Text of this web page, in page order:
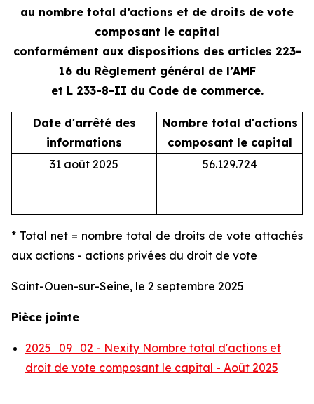
au nombre total d’actions et de droits de vote
composant le capital
conformément aux dispositions des articles 223-
16 du Règlement général de l’AMF
et L 233-8-II du Code de commerce.
Date d'arrêté des
informations
Nombre total d'actions
composant le capital
31 août 2025 56.129.724
* Total net = nombre total de droits de vote attachés
aux actions - actions privées du droit de vote
Saint-Ouen-sur-Seine, le 2 septembre 2025
Pièce jointe
2025_09_02 - Nexity Nombre total d'actions et
droit de vote composant le capital - Août 2025